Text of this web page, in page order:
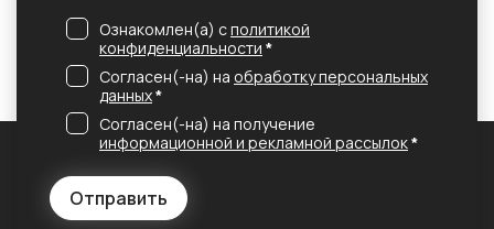
Отправить
Ознакомлен(а) сполитикой
конфиденциальности *
Согласен(-на) на обработку персональных
данных*
Согласен(-на) на получение
информационной и рекламной рассылок*